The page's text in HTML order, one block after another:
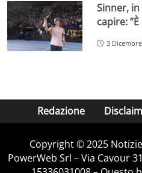
Sinner,
capire:
3
Redazione
Copyright © 2025
PowerWeb Srl – Via Cavour